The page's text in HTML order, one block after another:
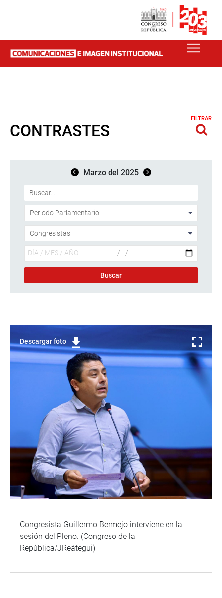
CONTRASTES
FILTRAR
Marzo del 2025
Descargar foto
Congresista Guillermo Bermejo interviene en la
sesión del Pleno. (Congreso de la
República/JReátegui)